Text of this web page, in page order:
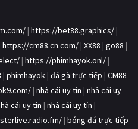
| https://bet88.graphics/ |
https://cm88.cn.com/ | XX88 | go88 |
| https://phimhayok.onl/ |
| phimhayok | đá gà trực tiếp | CM88
| nhà cái uy tín | nhà cái uy
cái uy tín | nhà cái uy tín |
| bóng đá trực tiếp